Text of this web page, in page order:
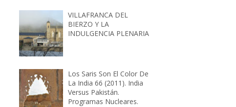
VILLAFRANCA DEL
BIERZO Y LA
INDULGENCIA PLENARIA
Los Saris Son El Color De
La India 66 (2011). India
Versus Pakistán.
Programas Nucleares.